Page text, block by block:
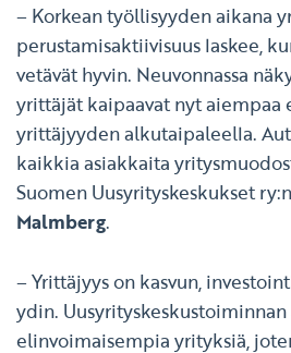
– Korkean työllisyyden aikana
perustamisaktiivisuus laskee,
vetävät hyvin. Neuvonnassa
yrittäjät kaipaavat nyt aiempaa
yrittäjyyden alkutaipaleella.
kaikkia asiakkaita
Suomen Uusyrityskeskukset
Malmberg.
– Yrittäjyys on kasvun,
ydin.
elinvoimaisempia yrityksiä,